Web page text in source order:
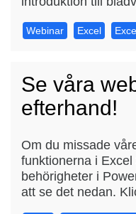
Webinar Excel
Se våra
efterhand!
Om du missade
funktionerna i
behörigheter i
att se det nedan.